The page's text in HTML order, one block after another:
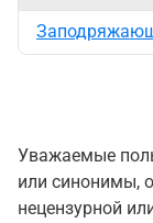
Уважаемые
или синонимы,
нецензурной